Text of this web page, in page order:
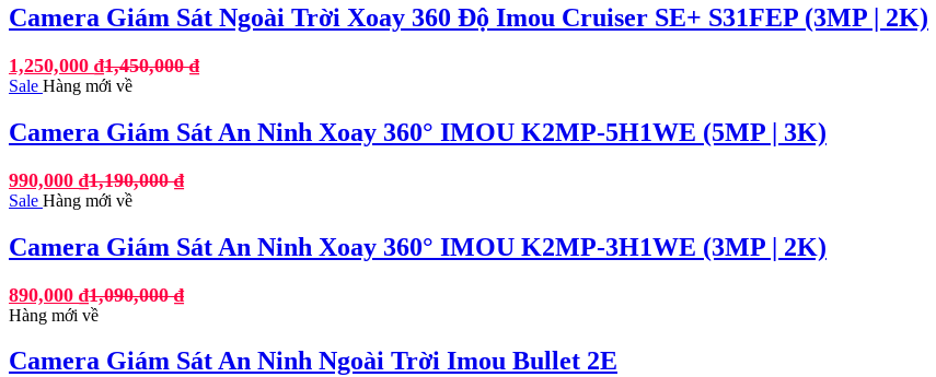
Camera Giám Sát Ngoài Trời Xoay 360 Độ Imou Cruiser SE+ S31FEP (3MP | 2K)
1,250,000 ₫1,450,000₫
Sale Hàng mới về
Camera Giám Sát An Ninh Xoay 360° IMOU K2MP-5H1WE (5MP | 3K)
990,000 ₫1,190,000₫
Sale Hàng mới về
Camera Giám Sát An Ninh Xoay 360° IMOU K2MP-3H1WE (3MP | 2K)
890,000 ₫1,090,000₫
Hàng mới về
Camera Giám Sát An Ninh Ngoài Trời Imou Bullet 2E